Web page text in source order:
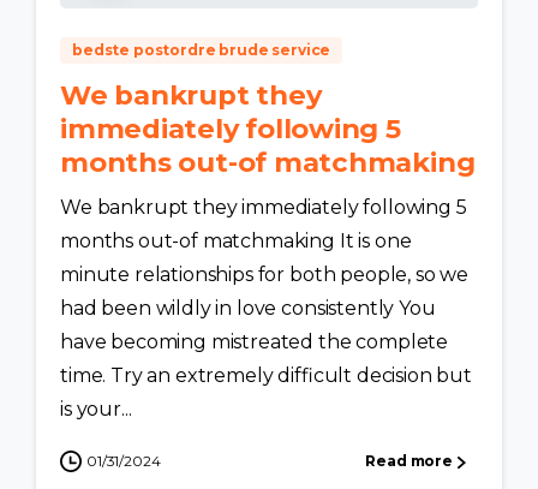
bedste postordre brude service
We bankrupt they
immediately following 5
months out-of matchmaking
We bankrupt they immediately following 5
months out-of matchmaking It is one
minute relationships for both people, so we
had been wildly in love consistently You
have becoming mistreated the complete
time. Try an extremely difficult decision but
is your...
01/31/2024 Read more